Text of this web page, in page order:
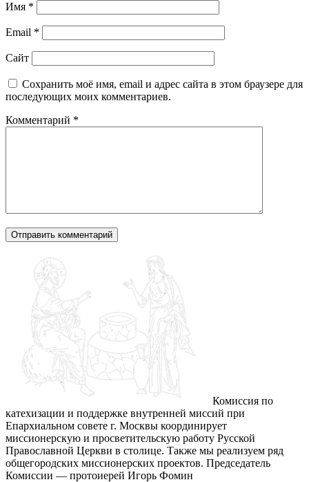
Имя *
Email *
Сайт
Сохранить моё имя, email и адрес сайта в этом браузере для
последующих моих комментариев.
Комментарий *
Комиссия по
катехизации и поддержке внутренней миссий при
Епархиальном совете г. Москвы координирует
миссионерскую и просветительскую работу Русской
Православной Церкви в столице. Также мы реализуем ряд
общегородских миссионерских проектов. Председатель
Комиссии — протоиерей Игорь Фомин